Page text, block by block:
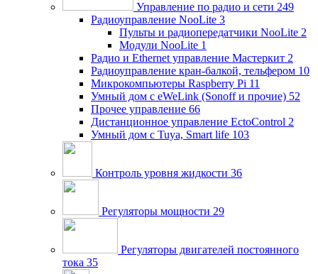
Управление по радио и сети 249
Радиоуправление NooLite 3
Пульты и радиопередатчики NooLite 2
Модули NooLite 1
Радио и Ethernet управление Мастеркит 2
Радиоуправление кран-балкой, тельфером 10
Микрокомпьютеры Raspberry Pi 11
Умный дом c eWeLink (Sonoff и прочие) 52
Прочее управление 66
Дистанционное управление EctoControl 2
Умный дом с Tuya, Smart life 103
Контроль уровня жидкости 36
Регуляторы мощности 29
Регуляторы двигателей постоянного
тока 35